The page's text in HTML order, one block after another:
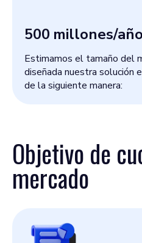
500 millones/año
Estimamos el tamaño del
diseñada nuestra solución
de la siguiente manera:
Objetivo de
mercado